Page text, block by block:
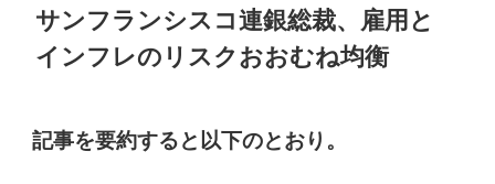
サンフランシスコ連銀総裁、雇用と
インフレのリスクおおむね均衡
記事を要約すると以下のとおり。